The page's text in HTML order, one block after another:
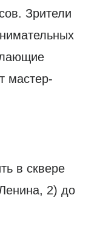
Зрители
мастер-
в сквере
2) до